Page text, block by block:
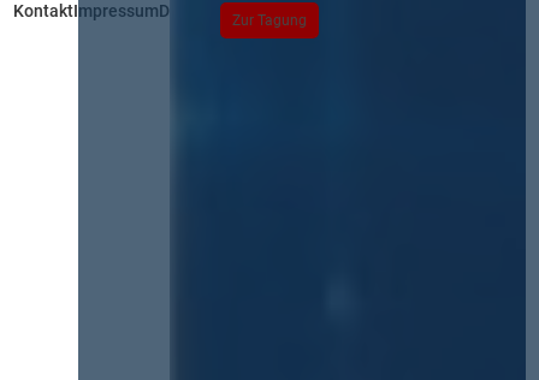
Zur Tagung
KontaktImpressumDatenschutz